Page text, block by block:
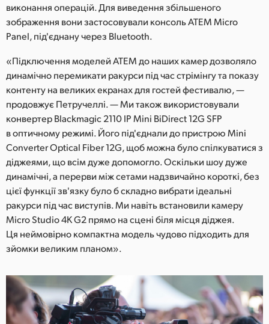
виконання операцій. Для виведення збільшеного
зображення вони застосовували консоль ATEM Micro
Panel, під'єднану через Bluetooth.
«Підключення моделей ATEM до наших камер дозволяло
динамічно перемикати ракурси під час стрімінгу та показу
контенту на великих екранах для гостей фестивалю, —
продовжує Петручеллі. — Ми також використовували
конвертер Blackmagic 2110 IP Mini BiDirect 12G SFP
в оптичному режимі. Його під'єднали до пристрою Mini
Converter Optical Fiber 12G, щоб можна було спілкуватися з
діджеями, що всім дуже допомогло. Оскільки шоу дуже
динамічні, а перерви між сетами надзвичайно короткі, без
цієї функції зв'язку було б складно вибрати ідеальні
ракурси під час виступів. Ми навіть встановили камеру
Micro Studio 4K G2 прямо на сцені біля місця діджея.
Ця неймовірно компактна модель чудово підходить для
зйомки великим планом».